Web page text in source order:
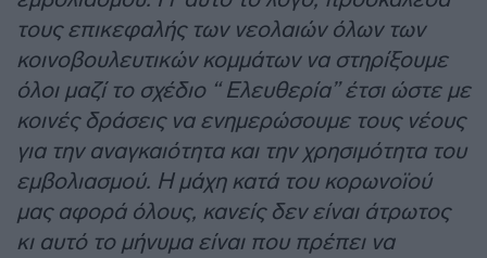
τους επικεφαλής των νεολαιών όλων των
κοινοβουλευτικών κομμάτων να στηρίξουμε
όλοι μαζί το σχέδιο “ Ελευθερία” έτσι ώστε με
κοινές δράσεις να ενημερώσουμε τους νέους
για την αναγκαιότητα και την χρησιμότητα του
εμβολιασμού. Η μάχη κατά του κορωνοϊού
μας αφορά όλους, κανείς δεν είναι άτρωτος
κι αυτό το μήνυμα είναι που πρέπει να